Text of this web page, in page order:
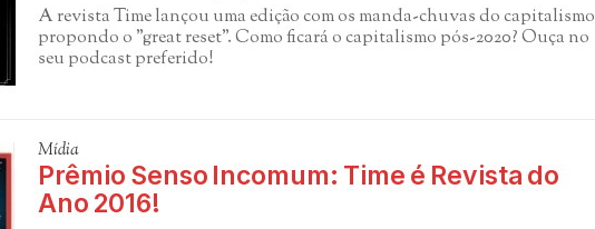
A revista Time lançou uma edição com os manda-chuvas do capitalismo
propondo o "great reset". Como ficará o capitalismo pós-2020? Ouça no
seu podcast preferido!
Mídia
Prêmio Senso Incomum: Time é Revista do
Ano 2016!